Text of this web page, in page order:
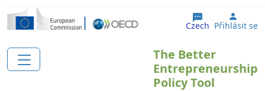
Přejít k hlavnímu obsahu
Czech User
Přihlásit se
The Better
Entrepreneurship
Policy Tool